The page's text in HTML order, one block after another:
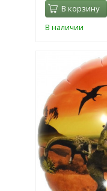
В корзину
В наличии